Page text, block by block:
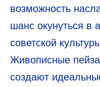
возможность
шанс окунуться в
советской
Живописные
создают